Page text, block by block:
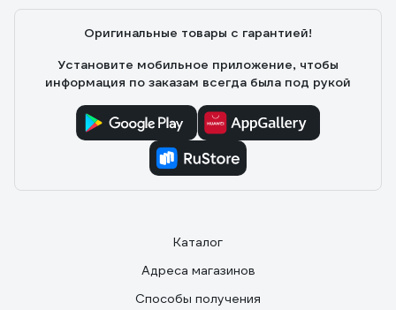
Оригинальные товары с гарантией!
Установите мобильное приложение, чтобы
информация по заказам всегда была под рукой
Каталог
Адреса магазинов
Способы получения